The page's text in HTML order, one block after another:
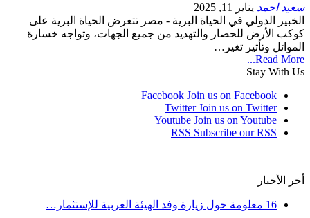
سعيد احمد يناير 11, 2025
الخبير الدولي في الحياة البرية - مصر تتعرض الحياة البرية على
كوكب الأرض للحصار والتهديد من جميع الجهات، وتواجه خسارة
الموائل وتأثير تغير…
Read More...
Stay With Us
Facebook Join us on Facebook
Twitter Join us on Twitter
Youtube Join us on Youtube
RSS Subscribe our RSS
أخر الأخبار
16 معلومة حول زيارة وفد الهيئة العربية للإستثمار…